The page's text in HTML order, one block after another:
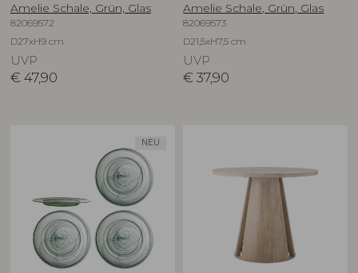
Amelie Schale, Grün, Glas
82069572
D27xH9 cm
UVP
€ 47,90
Amelie Schale, Grün, Glas
82069573
D21,5xH7,5 cm
UVP
€ 37,90
NEU